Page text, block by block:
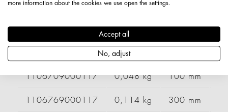
Gewicht
1106709000117 0,048 kg 100 mm
1106769000117 0,114 kg 300 mm
more information about the cookies we use open the settings.
Accept all
No, adjust